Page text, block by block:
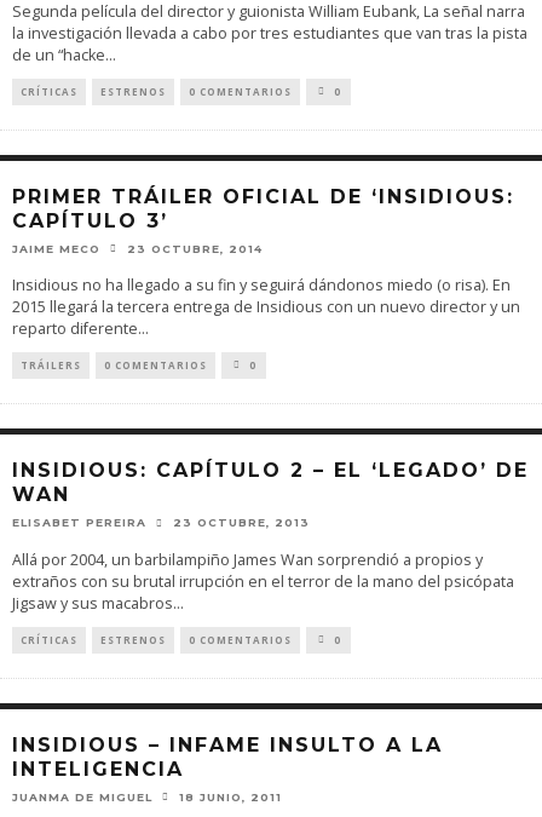
Segunda película del director y guionista William Eubank, La señal narra
la investigación llevada a cabo por tres estudiantes que van tras la pista
de un “hacke...
CRÍTICAS ESTRENOS 0 COMENTARIOS 0
PRIMER TRÁILER OFICIAL DE ‘INSIDIOUS:
CAPÍTULO 3’
JAIME MECO 23 OCTUBRE, 2014
Insidious no ha llegado a su fin y seguirá dándonos miedo (o risa). En
2015 llegará la tercera entrega de Insidious con un nuevo director y un
reparto diferente...
TRÁILERS 0 COMENTARIOS 0
INSIDIOUS: CAPÍTULO 2 – EL ‘LEGADO’ DE
WAN
ELISABET PEREIRA 23 OCTUBRE, 2013
Allá por 2004, un barbilampiño James Wan sorprendió a propios y
extraños con su brutal irrupción en el terror de la mano del psicópata
Jigsaw y sus macabros...
CRÍTICAS ESTRENOS 0 COMENTARIOS 0
INSIDIOUS – INFAME INSULTO A LA
INTELIGENCIA
JUANMA DE MIGUEL 18 JUNIO, 2011